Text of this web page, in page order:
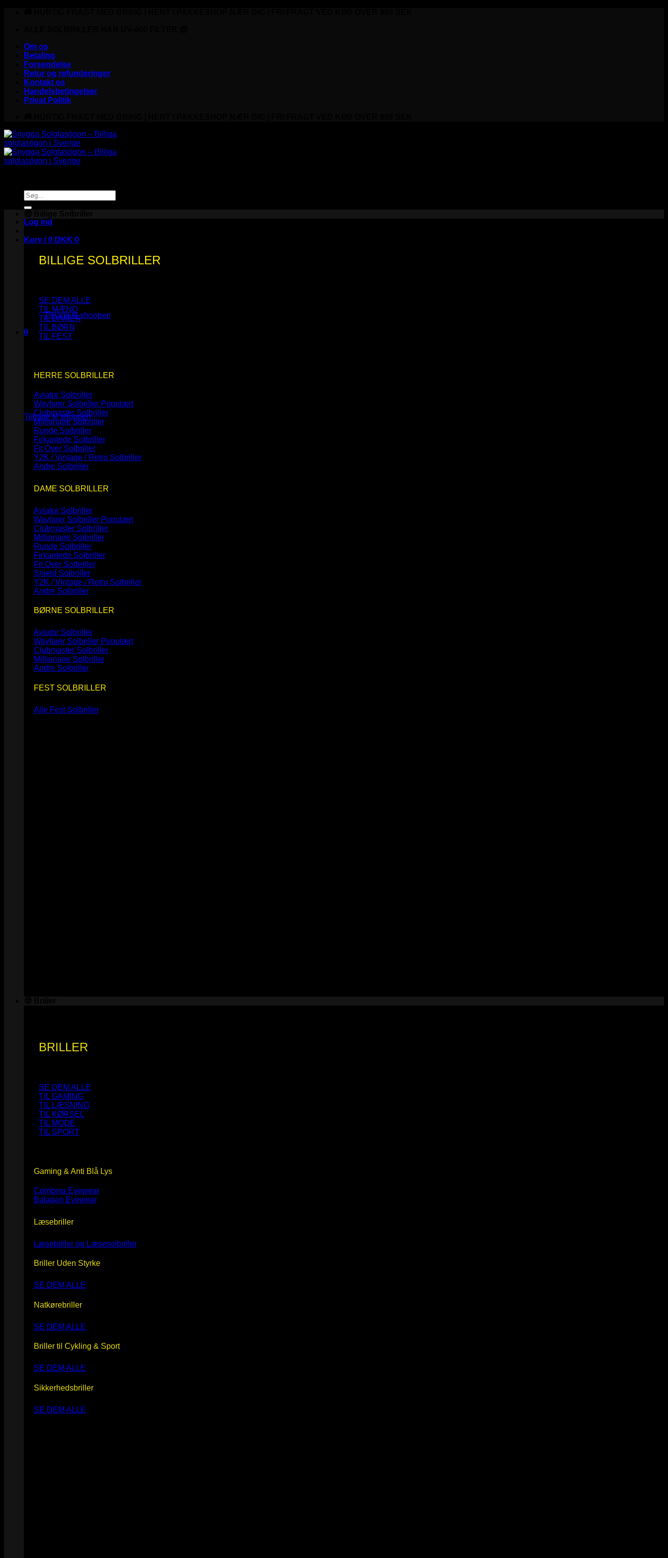
Om os
Betaling
Forsendelse
Retur og refunderinger
Kontakt os
Handelsbetingelser
Privat Politik
Søg
efter:
Log ind
Kurv /0 DKK 0
Ingen varer i kurven.
Tilbage til shoppen
0
Kurv
Ingen varer i kurven.
Tilbage til shoppen
BILLIGE SOLBRILLER
SE DEM ALLE
TIL MÆND
TIL DAMER
TIL BØRN
TIL FEST
HERRE SOLBRILLER
Aviator Solbriller
Wayfarer Solbriller
Clubmaster Solbriller
Millionaire Solbriller
Runde Solbriller
Firkantede Solbriller
Fit Over Solbriller
Y2K / Vintage / Retro Solbriller
Andre Solbriller
DAME SOLBRILLER
Aviator Solbriller
Wayfarer Solbriller
Clubmaster Solbriller
Millionaire Solbriller
Runde Solbriller
Firkantede Solbriller
Fit Over Solbriller
Shield Solbriller
Y2K / Vintage / Retro Solbriller
Andre Solbriller
BØRNE SOLBRILLER
Aviator Solbriller
Wayfarer Solbriller
Clubmaster Solbriller
Millionaire Solbriller
Andre Solbriller
FEST SOLBRILLER
Alle Fest Solbriller
BRILLER
SE DEM ALLE
TIL GAMING
TIL LÆSNING
TIL KØRSEL
TIL MODE
TIL SPORT
Gaming & Anti Blå Lys
Combina Eyewear
Balagan Eyewear
Læsebriller
Læsebriller og Læsesolbriller
Briller Uden Styrke
SE DEM ALLE
Natkørebriller
SE DEM ALLE
Briller til Cykling & Sport
SE DEM ALLE
Sikkerhedsbriller
SE DEM ALLE